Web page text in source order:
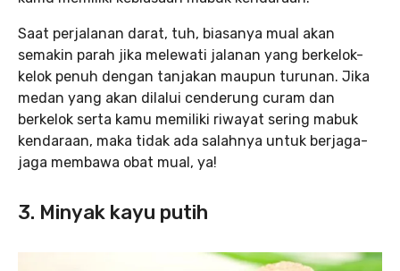
Saat perjalanan darat, tuh, biasanya mual akan
semakin parah jika melewati jalanan yang berkelok-
kelok penuh dengan tanjakan maupun turunan. Jika
medan yang akan dilalui cenderung curam dan
berkelok serta kamu memiliki riwayat sering mabuk
kendaraan, maka tidak ada salahnya untuk berjaga-
jaga membawa obat mual, ya!
3. Minyak kayu putih